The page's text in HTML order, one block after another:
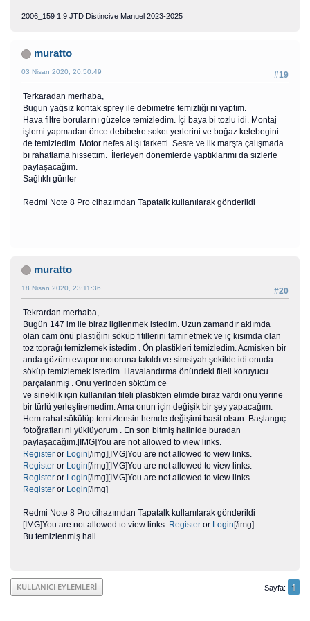
2006_159 1.9 JTD Distincive Manuel 2023-2025
muratto
#19
03 Nisan 2020, 20:50:49
Terkaradan merhaba,
Bugun yağsız kontak sprey ile debimetre temizliği ni yaptım.
Hava filtre borularını güzelce temizledim. İçi baya bi tozlu idi. Montaj
işlemi yapmadan önce debibetre soket yerlerini ve boğaz kelebegini
de temizledim. Motor nefes alışı farketti. Seste ve ilk marşta çalışmada
bı rahatlama hissettim. İlerleyen dönemlerde yaptıklarımı da sizlerle
paylaşacağım.
Sağlıklı günler
Redmi Note 8 Pro cihazımdan Tapatalk kullanılarak gönderildi
muratto
#20
18 Nisan 2020, 23:11:36
Tekrardan merhaba,
Bugün 147 im ile biraz ilgilenmek istedim. Uzun zamandır aklımda
olan cam önü plastiğini söküp fitillerini tamir etmek ve iç kısımda olan
toz toprağı temizlemek istedim . Ön plastikleri temizledim. Acmisken bir
anda gözüm evapor motoruna takıldı ve simsiyah şekilde idi onuda
söküp temizlemek istedim. Havalandırma önündeki fileli koruyucu
parçalanmış . Onu yerinden söktüm ce
ve sineklik için kullanılan fileli plastikten elimde biraz vardı onu yerine
bir türlü yerleştiremedim. Ama onun için değişik bir şey yapacağım.
Hem rahat sökülüp temizlensin hemde değişimi basit olsun. Başlangıç
fotoğrafları ni yüklüyorum . En son bitmiş halinide buradan
paylaşacağım.[IMG]You are not allowed to view links.
Register or Login [/img][IMG]You are not allowed to view links.
Register or Login [/img][IMG]You are not allowed to view links.
Register or Login [/img][IMG]You are not allowed to view links.
Register or Login [/img]
Redmi Note 8 Pro cihazımdan Tapatalk kullanılarak gönderildi
[IMG]You are not allowed to view links. Register or Login [/img]
Bu temizlenmiş hali
Sayfa 1
KULLANICI EYLEMLERI